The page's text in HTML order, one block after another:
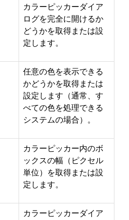
カラーピッカーダイア
ログを完全に開けるか
どうかを取得または設
定します。
任意の色を表示できる
かどうかを取得または
設定します（通常、す
べての色を処理できる
システムの場合）。
カラーピッカー内のボ
ックスの幅（ピクセル
単位）を取得または設
定します。
カラーピッカーダイア